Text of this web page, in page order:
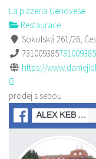
La pizzeria Genovese
Restaurace
Sokolská 261/26,
731009385731009385
https://
prodej s sebou